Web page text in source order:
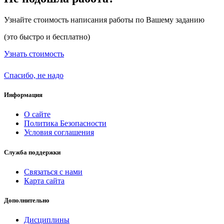
Узнайте стоимость написания работы по Вашему заданию
(это быстро и бесплатно)
Узнать стоимость
Спасибо, не надо
Информация
О сайте
Политика Безопасности
Условия соглашения
Служба поддержки
Связаться с нами
Карта сайта
Дополнительно
Дисциплины